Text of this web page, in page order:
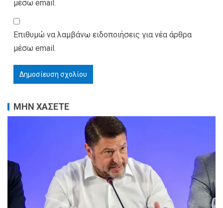
μέσω email.
Επιθυμώ να λαμβάνω ειδοποιήσεις για νέα άρθρα
μέσω email.
ΜΗΝ ΧΑΣΕΤΕ